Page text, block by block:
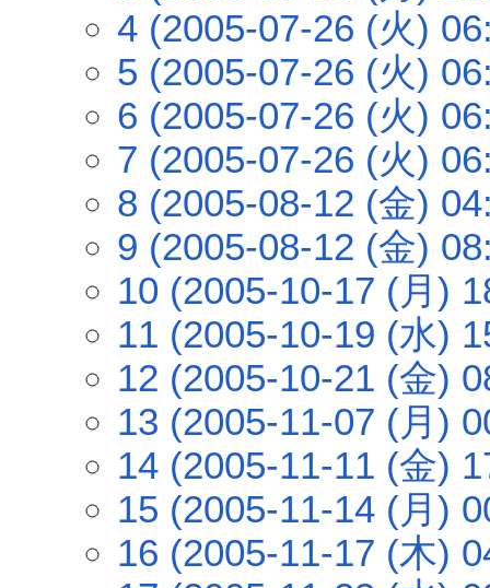
4 (2005-07-26 (火)
5 (2005-07-26 (火)
6 (2005-07-26 (火)
7 (2005-07-26 (火)
8 (2005-08-12 (金)
9 (2005-08-12 (金)
10 (2005-10-17 (月)
11 (2005-10-19 (水)
12 (2005-10-21 (金)
13 (2005-11-07 (月)
14 (2005-11-11 (金)
15 (2005-11-14 (月)
16 (2005-11-17 (木)